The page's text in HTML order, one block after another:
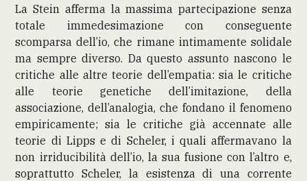
La Stein afferma la massima partecipazione senza
totale immedesimazione con conseguente
scomparsa dell’io, che rimane intimamente solidale
ma sempre diverso. Da questo assunto nascono le
critiche alle altre teorie dell’empatia: sia le critiche
alle teorie genetiche dell’imitazione, della
associazione, dell’analogia, che fondano il fenomeno
empiricamente; sia le critiche già accennate alle
teorie di Lipps e di Scheler, i quali affermavano la
non irriducibilità dell’io, la sua fusione con l’altro e,
soprattutto Scheler, la esistenza di una corrente